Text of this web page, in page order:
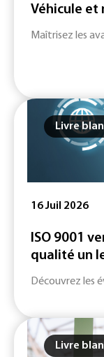
Véhicule
Maîtrisez les
Livre
16 Juil 2026
ISO 9001
qualité un
Découvrez les
Livre